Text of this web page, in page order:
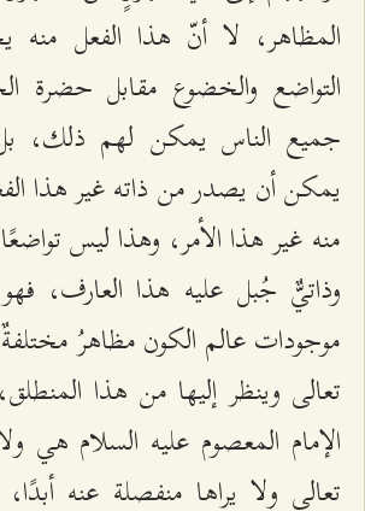
المظاهر، لا أنّ هذا الفعل
التواضع والخضوع مقابل حضرة
جميع الناس يمكن لهم ذلك،
يمكن أن يصدر من ذاته غير هذا
منه غير هذا الأمر، وهذا ليس
وذاتيٌّ جُبل عليه هذا العارف،
موجودات عالم الكون مظاهرُ
تعالى وينظر إليها من هذا
الإمام المعصوم عليه السلام هي
تعالى ولا يراها منفصلة عنه